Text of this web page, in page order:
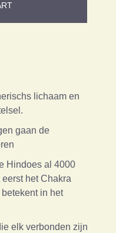
lichaam en
gaan de
Hindoes al 4000
het Chakra
in het
elk verbonden zijn